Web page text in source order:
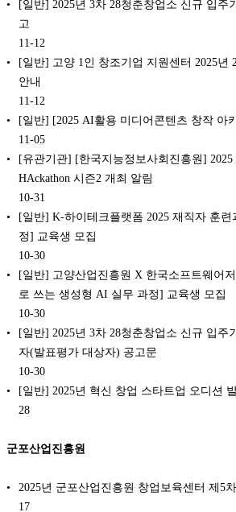
[일반] 2025년 3차 28청춘창업소 신규 입주
고
11-12
[일반] 고양 1인 창조기업 지원센터 2025년
안내
11-12
[일반] [2025 AI활용 미디어콘텐츠 창작 아
11-05
[유관기관] [한국지능정보사회진흥원] 2025
HAckathon 시즌2 개최 알림
10-31
[일반] K-하이테크플랫폼 2025 재직자 훈
정] 교육생 모집
10-30
[일반] 고양산업진흥원 X 한국소프트웨어
로 쓰는 생성형 AI 실무 과정] 교육생 모집
10-30
[일반] 2025년 3차 28청춘창업소 신규 입주
자(발표평가 대상자) 공고문
10-30
[일반] 2025년 혁신 창업 스타트업 오디션
28
군포산업진흥원
2025년 군포산업진흥원 창업보육센터 제5
17